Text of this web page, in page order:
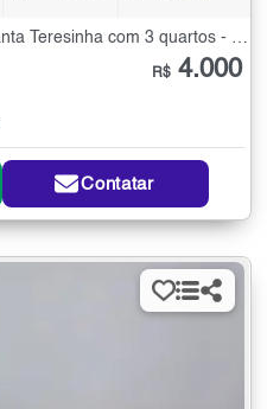
Casa Térrea para Alugar na Santa Teresinha com 3 quartos - 170 m²
R$ 4.000
Contatar